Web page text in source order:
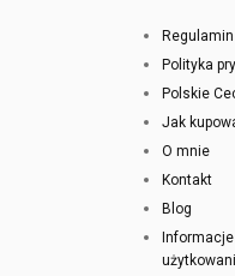
Regulamin
Polityka
Polskie
Jak
O mnie
Kontakt
Blog